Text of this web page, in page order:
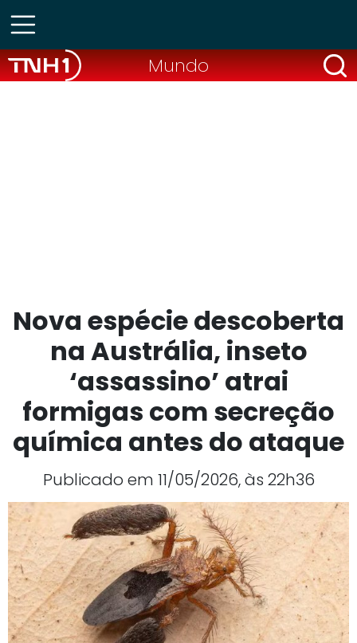
Mundo
Nova espécie descoberta
na Austrália, inseto
‘assassino’ atrai
formigas com secreção
química antes do ataque
Publicado em 11/05/2026, às 22h36